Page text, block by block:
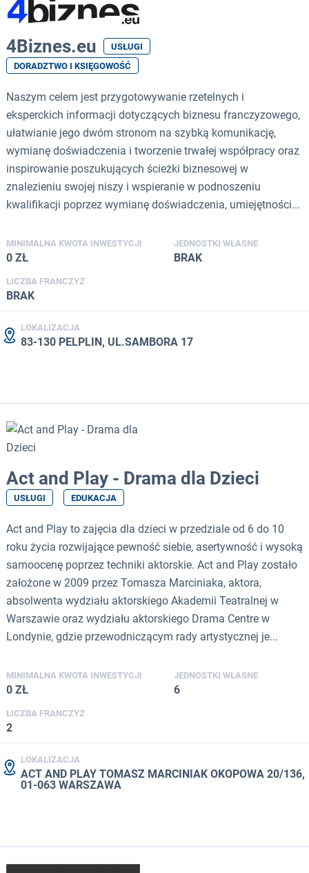
4Biznes.eu
USŁUGI
DORADZTWO I KSIĘGOWOŚĆ
Naszym celem jest przygotowywanie rzetelnych i
eksperckich informacji dotyczących biznesu franczyzowego,
ułatwianie jego dwóm stronom na szybką komunikację,
wymianę doświadczenia i tworzenie trwałej współpracy oraz
inspirowanie poszukujących ścieżki biznesowej w
znalezieniu swojej niszy i wspieranie w podnoszeniu
kwalifikacji poprzez wymianę doświadczenia, umiejętności...
MINIMALNA KWOTA INWESTYCJI
0 ZŁ
JEDNOSTKI WŁASNE
BRAK
LICZBA FRANCZYZ
BRAK
LOKALIZACJA
83-130 PELPLIN, UL.SAMBORA 17
Act and Play - Drama dla Dzieci
USŁUGI EDUKACJA
Act and Play to zajęcia dla dzieci w przedziale od 6 do 10
roku życia rozwijające pewność siebie, asertywność i wysoką
samoocenę poprzez techniki aktorskie. Act and Play zostało
założone w 2009 przez Tomasza Marciniaka, aktora,
absolwenta wydziału aktorskiego Akademii Teatralnej w
Warszawie oraz wydziału aktorskiego Drama Centre w
Londynie, gdzie przewodniczącym rady artystycznej je...
MINIMALNA KWOTA INWESTYCJI
0 ZŁ
JEDNOSTKI WŁASNE
6
LICZBA FRANCZYZ
2
LOKALIZACJA
ACT AND PLAY TOMASZ MARCINIAK OKOPOWA 20/136,
01-063 WARSZAWA